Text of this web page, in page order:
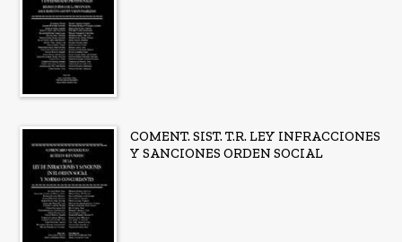
COMENT. SIST. T.R. LEY INFRACCIONES
Y SANCIONES ORDEN SOCIAL